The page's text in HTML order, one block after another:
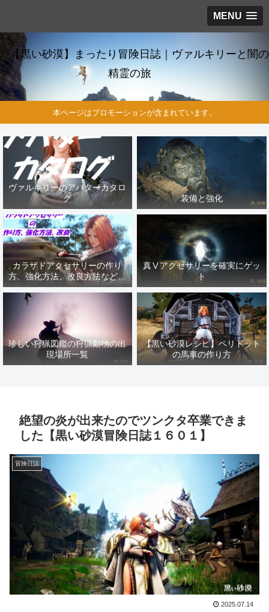
MENU
【黒い砂漠】まったり冒険日誌｜ヴァルキリーと闇の
精霊の旅
本ページはプロモーションが含まれています。
ヴァルキリーのアバターカタロ
グ
装備と強化
カラザドアクセサリーの作り
方、強化方法、改良方法などま
とめ【黒い砂漠冒険日誌１４１
真Ⅴアクセサリーを確実にゲッ
ト
珍しい狩猟図鑑の狩猟動物の出
現場所一覧
【黒い砂漠レシピ】ペリドット
の馬車の作り方
絶望の炎が出来たのでツンクタ卒業できま
した【黒い砂漠冒険日誌１６０１】
冒険日誌
2025.07.14